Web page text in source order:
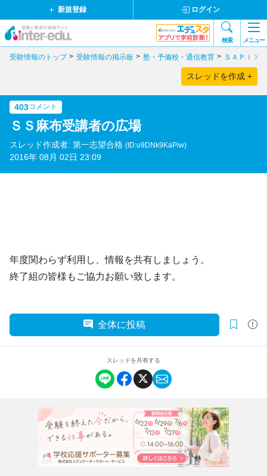
新規登録 ログイン
検索 メニュー
受験情報のトップ 受験情報の掲示板 塾・予備校・通信教育 ＳＡＰＩＸ
スレッドを作成 +
403コメント
ＳＳ麻布受講者の広場
スレッド作成者: 第一志望合格 (ID:u9DNk9KaPiw)
2016年 08月 02日 23:09
年度関わらず利用し、情報を共有しましょう。
終了組の皆様もご協力お願い致します。
全体に投稿
スレッドを共有する